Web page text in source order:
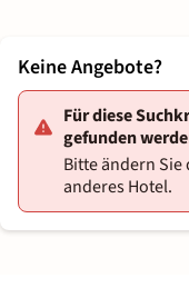
Keine Angebote?
Für diese
gefunden
Bitte ändern
anderes Hotel.